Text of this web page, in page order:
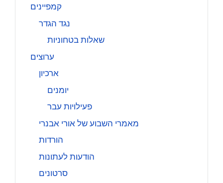
קמפיינים
נגד הגדר
שאלות בטחוניות
ערוצים
ארכיון
יומנים
פעילויות עבר
מאמרי השבוע של אורי אבנרי
הורדות
הודעות לעתונות
סרטונים